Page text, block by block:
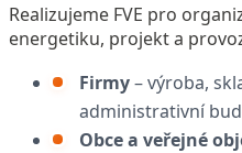
Realizujeme FVE pro
energetiku, projekt a
Firmy– výroba,
administrativní
Obce a veřejné